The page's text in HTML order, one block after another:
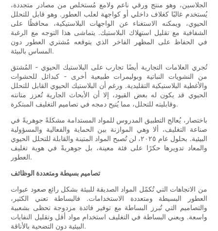
الجلاسين، وهو منتج ورقي ناعم ولامع مُستخلص من مصادر متجددة،
يُستخدم غالبًا كغلاف داخلي أو كواجهة لعلب العطور. وهو قابل للتحلل
الحيوي، ويمكنه الاستغناء عن الواجهات البلاستيكية، محافظًا على
الشفافية مع تقليل استهلاك البلاستيك. يتماشى هذا التوجه مع الرغبة
في الحفاظ على المظهر الفاخر الذي يتوقعه مُشتري العطور دون
المساس بالبيئة.
تُجري العلامات التجارية أيضًا تجارب على البلاستيك الحيوي - المُشتق
من النشويات النباتية وبوليمرات طبيعية أخرى - كبدائل للحشوات
والأغطية البلاستيكية التقليدية. ورغم أن البلاستيك الحيوي القابل للتحلل
الحيوي قد يكون له بعض القيود، إلا أن الأبحاث الجارية تُعزز متانته
وقابليته للتحلل، مما يُتيح دمجه في تصاميم التغليف المبتكرة.
باختصار، يُعالج التطبيق المدروس للمواد المستدامة مشكلةً جوهريةً في
صناعة التغليف، ألا وهي الموازنة بين الحماية والفعالية والمسؤولية
البيئية. بحلول عام ٢٠٢٥، لن تُصبح المواد المتينة والقابلة للتحلل الحيوي
والمعاد تدويرها حكرًا على فئة معينة، بل جوهريةً في هوية تغليف
العطور.
تصاميم بسيطة ومتعددة الوظائف
من الاتجاهات التي تُكمّل المواد الصديقة للبيئة بشكل رائع صعود عبوات
العطور البسيطة ومتعددة الاستخدامات. فالبساطة تعني الكثير،
والتصاميم التي تُبرز البساطة مع توفير فائدة مزدوجة تحظى بشعبية
واسعة. ويعني البساطة في التغليف استخدام مواد أقل وتقليل النفايات
البيئية دون التضحية بالأناقة.